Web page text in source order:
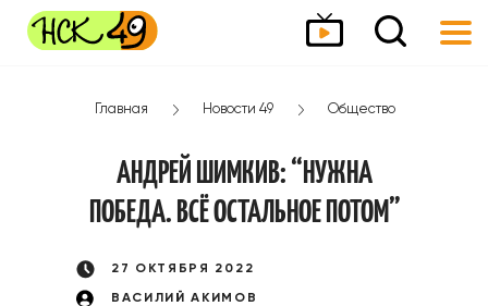
Главная Новости 49 Общество
АНДРЕЙ ШИМКИВ: “НУЖНА
ПОБЕДА. ВСЁ ОСТАЛЬНОЕ ПОТОМ”
27 ОКТЯБРЯ 2022
ВАСИЛИЙ АКИМОВ